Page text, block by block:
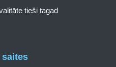
saites
tieši tagad